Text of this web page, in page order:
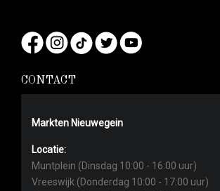
CONTACT
Markten Nieuwegein
Locatie:
Muntplein (Dinsdag 10:00 - 16:00 uur)
Vreeswijk (Donderdag 10:00 - 17:00 uur)